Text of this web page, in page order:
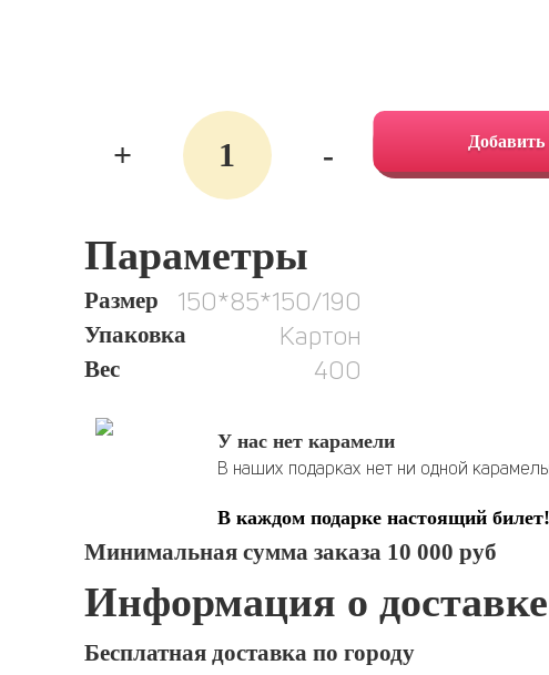
+
Количество
- Добавить
Параметры
Размер 150*85*150/190
Упаковка Картон
Вес 400
У нас нет карамели
В наших подарках нет ни одной
В каждом подарке настоящий билет!
Минимальная сумма заказа 10 000 руб
Информация о доставке
Бесплатная доставка по городу